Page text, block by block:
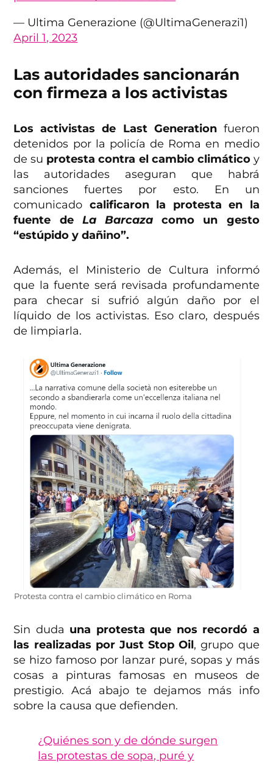
— Ultima Generazione (@UltimaGenerazi1)
April 1, 2023
Las autoridades sancionarán
con firmeza a los activistas
Los activistas de Last Generationfueron
detenidos por la policía de Roma en medio
de su protesta contra el cambio climáticoy
las autoridades aseguran que habrá
sanciones fuertes por esto. En un
comunicado calificaron la protesta en la
fuente de La Barcaza como un gesto
“estúpido y dañino”.
Además, el Ministerio de Cultura informó
que la fuente será revisada profundamente
para checar si sufrió algún daño por el
líquido de los activistas. Eso claro, después
de limpiarla.
Protesta contra el cambio climático en Roma
Sin duda una protesta que nos recordó a
las realizadas por Just Stop Oil, grupo que
se hizo famoso por lanzar puré, sopas y más
cosas a pinturas famosas en museos de
prestigio. Acá abajo te dejamos más info
sobre la causa que defienden.
¿Quiénes son y de dónde surgen
las protestas de sopa, puré y